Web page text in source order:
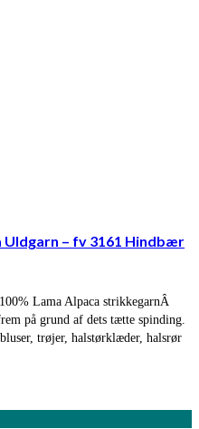
Uldgarn – fv 3161 Hindbær
Lama Alpaca strikkegarnÂ
på grund af dets tætte spinding.
trøjer, halstørklæder, halsrør